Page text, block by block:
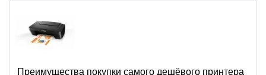
Преимущества покупки самого дешёвого принтера